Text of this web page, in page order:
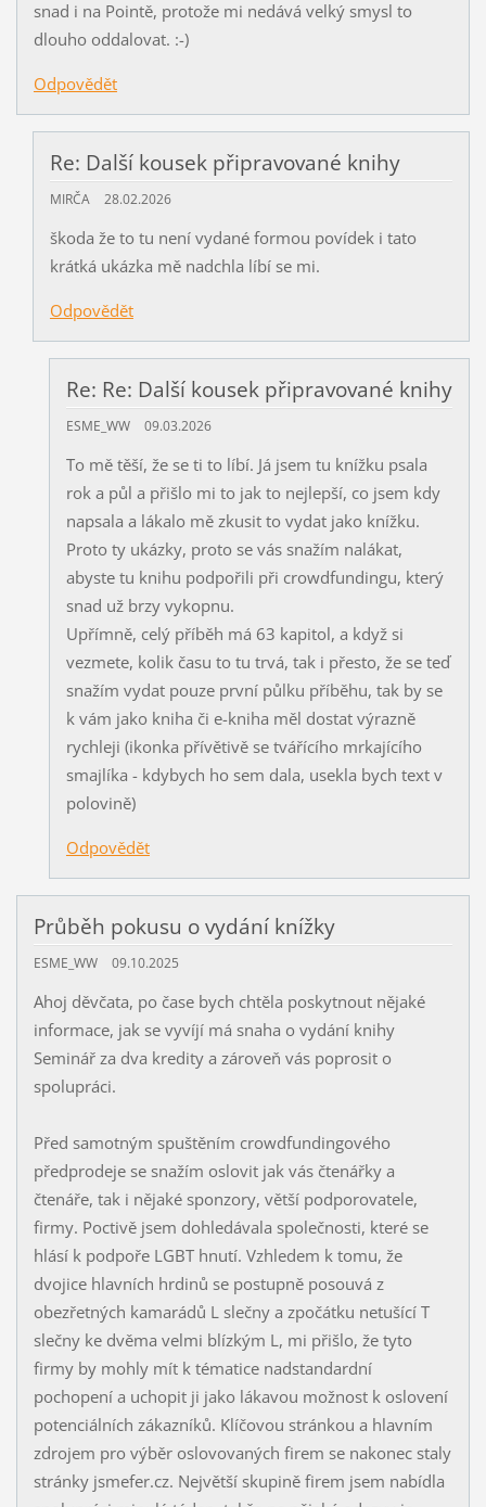
snad i na Pointě, protože mi nedává velký smysl to
dlouho oddalovat. :-)
Odpovědět
Re: Další kousek připravované knihy
MIRČA 28.02.2026
škoda že to tu není vydané formou povídek i tato
krátká ukázka mě nadchla líbí se mi.
Odpovědět
Re: Re: Další kousek připravované knihy
ESME_WW 09.03.2026
To mě těší, že se ti to líbí. Já jsem tu knížku psala
rok a půl a přišlo mi to jak to nejlepší, co jsem kdy
napsala a lákalo mě zkusit to vydat jako knížku.
Proto ty ukázky, proto se vás snažím nalákat,
abyste tu knihu podpořili při crowdfundingu, který
snad už brzy vykopnu.
Upřímně, celý příběh má 63 kapitol, a když si
vezmete, kolik času to tu trvá, tak i přesto, že se teď
snažím vydat pouze první půlku příběhu, tak by se
k vám jako kniha či e-kniha měl dostat výrazně
rychleji (ikonka přívětivě se tvářícího mrkajícího
smajlíka - kdybych ho sem dala, usekla bych text v
polovině)
Odpovědět
Průběh pokusu o vydání knížky
ESME_WW 09.10.2025
Ahoj děvčata, po čase bych chtěla poskytnout nějaké
informace, jak se vyvíjí má snaha o vydání knihy
Seminář za dva kredity a zároveň vás poprosit o
spolupráci.
Před samotným spuštěním crowdfundingového
předprodeje se snažím oslovit jak vás čtenářky a
čtenáře, tak i nějaké sponzory, větší podporovatele,
firmy. Poctivě jsem dohledávala společnosti, které se
hlásí k podpoře LGBT hnutí. Vzhledem k tomu, že
dvojice hlavních hrdinů se postupně posouvá z
obezřetných kamarádů L slečny a zpočátku netušící T
slečny ke dvěma velmi blízkým L, mi přišlo, že tyto
firmy by mohly mít k tématice nadstandardní
pochopení a uchopit ji jako lákavou možnost k oslovení
potenciálních zákazníků. Klíčovou stránkou a hlavním
zdrojem pro výběr oslovovaných firem se nakonec staly
stránky jsmefer.cz. Největší skupině firem jsem nabídla